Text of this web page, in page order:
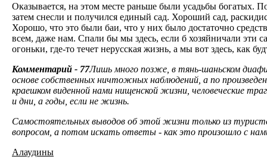
Оказывается, на этом месте раньше были усадьбы богатых.
затем снесли и получился единый сад. Хороший сад,
Хорошо, что это были баи, что у них было достаточно
всем, даже нам. Спали бы мы здесь, если б хозяйничали эти
огоньки, где-то течет нерусская жизнь, а мы вот здесь, как
Комментарий - 77Лишь много позже, в тянь-шаньском
основе собственных ничтожных наблюдений, а по
краешком виденной нами нищенской жизни, человеческие
и дни, а годы, если не жизнь.
Самостоятельных выводов об этой жизни только из
вопросом, а потом искать ответы - как это произошло с
Алаудины